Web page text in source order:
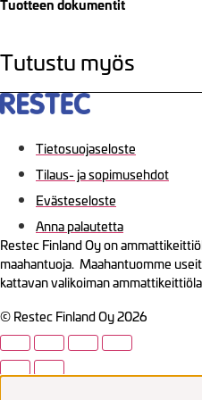
Tuotteen dokumentit
Tutustu myös
Tietosuojaseloste
Tilaus- ja sopimusehdot
Evästeseloste
Anna palautetta
Restec Finland Oy on
maahantuoja. Maahantuomme
kattavan valikoiman
© Restec Finland Oy 2026